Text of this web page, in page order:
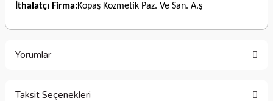
İthalatçı Firma:Kopaş Kozmetik Paz. Ve San. A.ş
Yorumlar
Taksit Seçenekleri